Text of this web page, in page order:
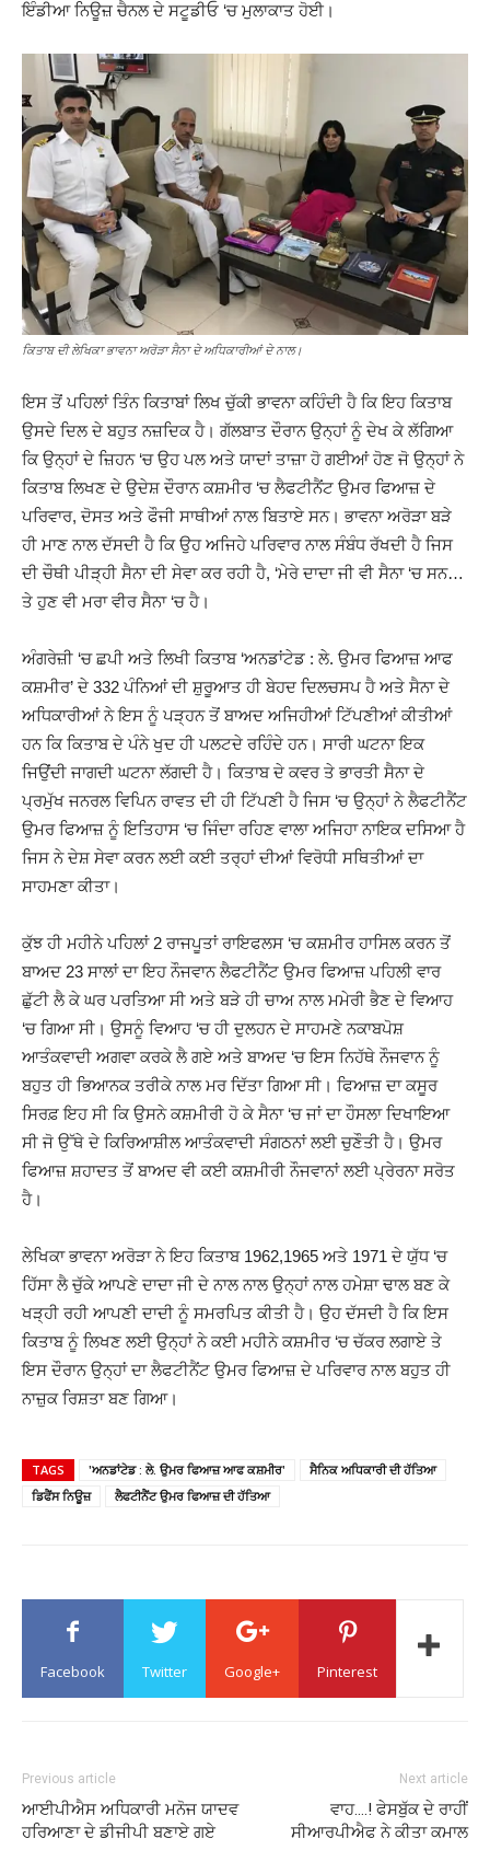
ਇੰਡੀਆ ਨਿਊਜ਼ ਚੈਨਲ ਦੇ ਸਟੂਡੀਓ ‘ਚ ਮੁਲਾਕਾਤ ਹੋਈ।
ਕਿਤਾਬ ਦੀ ਲੇਖਿਕਾ ਭਾਵਨਾ ਅਰੋੜਾ ਸੈਨਾ ਦੇ ਅਧਿਕਾਰੀਆਂ ਦੇ ਨਾਲ।
ਇਸ ਤੋਂ ਪਹਿਲਾਂ ਤਿੰਨ ਕਿਤਾਬਾਂ ਲਿਖ ਚੁੱਕੀ ਭਾਵਨਾ ਕਹਿੰਦੀ ਹੈ ਕਿ ਇਹ ਕਿਤਾਬ
ਉਸਦੇ ਦਿਲ ਦੇ ਬਹੁਤ ਨਜ਼ਦਿਕ ਹੈ। ਗੱਲਬਾਤ ਦੌਰਾਨ ਉਨ੍ਹਾਂ ਨੂੰ ਦੇਖ ਕੇ ਲੱਗਿਆ
ਕਿ ਉਨ੍ਹਾਂ ਦੇ ਜ਼ਿਹਨ ‘ਚ ਉਹ ਪਲ ਅਤੇ ਯਾਦਾਂ ਤਾਜ਼ਾ ਹੋ ਗਈਆਂ ਹੋਣ ਜੋ ਉਨ੍ਹਾਂ ਨੇ
ਕਿਤਾਬ ਲਿਖਣ ਦੇ ਉਦੇਸ਼ ਦੌਰਾਨ ਕਸ਼ਮੀਰ ‘ਚ ਲੈਫਟੀਨੈਂਟ ਉਮਰ ਫਿਆਜ਼ ਦੇ
ਪਰਿਵਾਰ, ਦੋਸਤ ਅਤੇ ਫੌਜੀ ਸਾਥੀਆਂ ਨਾਲ ਬਿਤਾਏ ਸਨ। ਭਾਵਨਾ ਅਰੋੜਾ ਬੜੇ
ਹੀ ਮਾਣ ਨਾਲ ਦੱਸਦੀ ਹੈ ਕਿ ਉਹ ਅਜਿਹੇ ਪਰਿਵਾਰ ਨਾਲ ਸੰਬੰਧ ਰੱਖਦੀ ਹੈ ਜਿਸ
ਦੀ ਚੌਥੀ ਪੀੜ੍ਹੀ ਸੈਨਾ ਦੀ ਸੇਵਾ ਕਰ ਰਹੀ ਹੈ, ‘ਮੇਰੇ ਦਾਦਾ ਜੀ ਵੀ ਸੈਨਾ ‘ਚ ਸਨ…
ਤੇ ਹੁਣ ਵੀ ਮਰਾ ਵੀਰ ਸੈਨਾ ‘ਚ ਹੈ।
ਅੰਗਰੇਜ਼ੀ ‘ਚ ਛਪੀ ਅਤੇ ਲਿਖੀ ਕਿਤਾਬ ‘ਅਨਡਾਂਟੇਡ : ਲੇ. ਉਮਰ ਫਿਆਜ਼ ਆਫ
ਕਸ਼ਮੀਰ’ ਦੇ 332 ਪੰਨਿਆਂ ਦੀ ਸ਼ੁਰੂਆਤ ਹੀ ਬੇਹਦ ਦਿਲਚਸਪ ਹੈ ਅਤੇ ਸੈਨਾ ਦੇ
ਅਧਿਕਾਰੀਆਂ ਨੇ ਇਸ ਨੂੰ ਪੜ੍ਹਨ ਤੋਂ ਬਾਅਦ ਅਜਿਹੀਆਂ ਟਿੱਪਣੀਆਂ ਕੀਤੀਆਂ
ਹਨ ਕਿ ਕਿਤਾਬ ਦੇ ਪੰਨੇ ਖੁਦ ਹੀ ਪਲਟਦੇ ਰਹਿੰਦੇ ਹਨ। ਸਾਰੀ ਘਟਨਾ ਇਕ
ਜਿਉਂਦੀ ਜਾਗਦੀ ਘਟਨਾ ਲੱਗਦੀ ਹੈ। ਕਿਤਾਬ ਦੇ ਕਵਰ ਤੇ ਭਾਰਤੀ ਸੈਨਾ ਦੇ
ਪ੍ਰਮੁੱਖ ਜਨਰਲ ਵਿਪਿਨ ਰਾਵਤ ਦੀ ਹੀ ਟਿੱਪਣੀ ਹੈ ਜਿਸ ‘ਚ ਉਨ੍ਹਾਂ ਨੇ ਲੈਫਟੀਨੈਂਟ
ਉਮਰ ਫਿਆਜ਼ ਨੂੰ ਇਤਿਹਾਸ ‘ਚ ਜਿੰਦਾ ਰਹਿਣ ਵਾਲਾ ਅਜਿਹਾ ਨਾਇਕ ਦਸਿਆ ਹੈ
ਜਿਸ ਨੇ ਦੇਸ਼ ਸੇਵਾ ਕਰਨ ਲਈ ਕਈ ਤਰ੍ਹਾਂ ਦੀਆਂ ਵਿਰੋਧੀ ਸਥਿਤੀਆਂ ਦਾ
ਸਾਹਮਣਾ ਕੀਤਾ।
ਕੁੱਝ ਹੀ ਮਹੀਨੇ ਪਹਿਲਾਂ 2 ਰਾਜਪੂਤਾਂ ਰਾਇਫਲਸ ‘ਚ ਕਸ਼ਮੀਰ ਹਾਸਿਲ ਕਰਨ ਤੋਂ
ਬਾਅਦ 23 ਸਾਲਾਂ ਦਾ ਇਹ ਨੌਜਵਾਨ ਲੈਫਟੀਨੈਂਟ ਉਮਰ ਫਿਆਜ਼ ਪਹਿਲੀ ਵਾਰ
ਛੁੱਟੀ ਲੈ ਕੇ ਘਰ ਪਰਤਿਆ ਸੀ ਅਤੇ ਬੜੇ ਹੀ ਚਾਅ ਨਾਲ ਮਮੇਰੀ ਭੈਣ ਦੇ ਵਿਆਹ
‘ਚ ਗਿਆ ਸੀ। ਉਸਨੂੰ ਵਿਆਹ ‘ਚ ਹੀ ਦੁਲਹਨ ਦੇ ਸਾਹਮਣੇ ਨਕਾਬਪੋਸ਼
ਆਤੰਕਵਾਦੀ ਅਗਵਾ ਕਰਕੇ ਲੈ ਗਏ ਅਤੇ ਬਾਅਦ ‘ਚ ਇਸ ਨਿਹੱਥੇ ਨੌਜਵਾਨ ਨੂੰ
ਬਹੁਤ ਹੀ ਭਿਆਨਕ ਤਰੀਕੇ ਨਾਲ ਮਰ ਦਿੱਤਾ ਗਿਆ ਸੀ। ਫਿਆਜ਼ ਦਾ ਕਸੂਰ
ਸਿਰਫ਼ ਇਹ ਸੀ ਕਿ ਉਸਨੇ ਕਸ਼ਮੀਰੀ ਹੋ ਕੇ ਸੈਨਾ ‘ਚ ਜਾਂ ਦਾ ਹੌਸਲਾ ਦਿਖਾਇਆ
ਸੀ ਜੋ ਉੱਥੇ ਦੇ ਕਿਰਿਆਸ਼ੀਲ ਆਤੰਕਵਾਦੀ ਸੰਗਠਨਾਂ ਲਈ ਚੁਣੌਤੀ ਹੈ। ਉਮਰ
ਫਿਆਜ਼ ਸ਼ਹਾਦਤ ਤੋਂ ਬਾਅਦ ਵੀ ਕਈ ਕਸ਼ਮੀਰੀ ਨੌਜਵਾਨਾਂ ਲਈ ਪ੍ਰੇਰਨਾ ਸਰੋਤ
ਹੈ।
ਲੇਖਿਕਾ ਭਾਵਨਾ ਅਰੋੜਾ ਨੇ ਇਹ ਕਿਤਾਬ 1962,1965 ਅਤੇ 1971 ਦੇ ਯੁੱਧ ‘ਚ
ਹਿੱਸਾ ਲੈ ਚੁੱਕੇ ਆਪਣੇ ਦਾਦਾ ਜੀ ਦੇ ਨਾਲ ਨਾਲ ਉਨ੍ਹਾਂ ਨਾਲ ਹਮੇਸ਼ਾ ਢਾਲ ਬਣ ਕੇ
ਖੜ੍ਹੀ ਰਹੀ ਆਪਣੀ ਦਾਦੀ ਨੂੰ ਸਮਰਪਿਤ ਕੀਤੀ ਹੈ। ਉਹ ਦੱਸਦੀ ਹੈ ਕਿ ਇਸ
ਕਿਤਾਬ ਨੂੰ ਲਿਖਣ ਲਈ ਉਨ੍ਹਾਂ ਨੇ ਕਈ ਮਹੀਨੇ ਕਸ਼ਮੀਰ ‘ਚ ਚੱਕਰ ਲਗਾਏ ਤੇ
ਇਸ ਦੌਰਾਨ ਉਨ੍ਹਾਂ ਦਾ ਲੈਫਟੀਨੈਂਟ ਉਮਰ ਫਿਆਜ਼ ਦੇ ਪਰਿਵਾਰ ਨਾਲ ਬਹੁਤ ਹੀ
ਨਾਜ਼ੁਕ ਰਿਸ਼ਤਾ ਬਣ ਗਿਆ।
TAGS 'ਅਨਡਾਂਟੇਡ : ਲੇ. ਉਮਰ ਫਿਆਜ਼ ਆਫ ਕਸ਼ਮੀਰ'
ਸੈਨਿਕ ਅਧਿਕਾਰੀ ਦੀ ਹੱਤਿਆ
ਡਿਫੈਂਸ ਨਿਊਜ਼
ਲੈਫਟੀਨੈਂਟ ਉਮਰ ਫਿਆਜ਼ ਦੀ ਹੱਤਿਆ
Facebook Twitter Google+ Pinterest
Previous article
ਆਈਪੀਐਸ ਅਧਿਕਾਰੀ ਮਨੋਜ ਯਾਦਵ
ਹਰਿਆਣਾ ਦੇ ਡੀਜੀਪੀ ਬਣਾਏ ਗਏ
Next article
ਵਾਹ….! ਫੇਸਬੁੱਕ ਦੇ ਰਾਹੀਂ
ਸੀਆਰਪੀਐਫ ਨੇ ਕੀਤਾ ਕਮਾਲ